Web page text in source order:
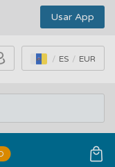
Usar App
ES EUR